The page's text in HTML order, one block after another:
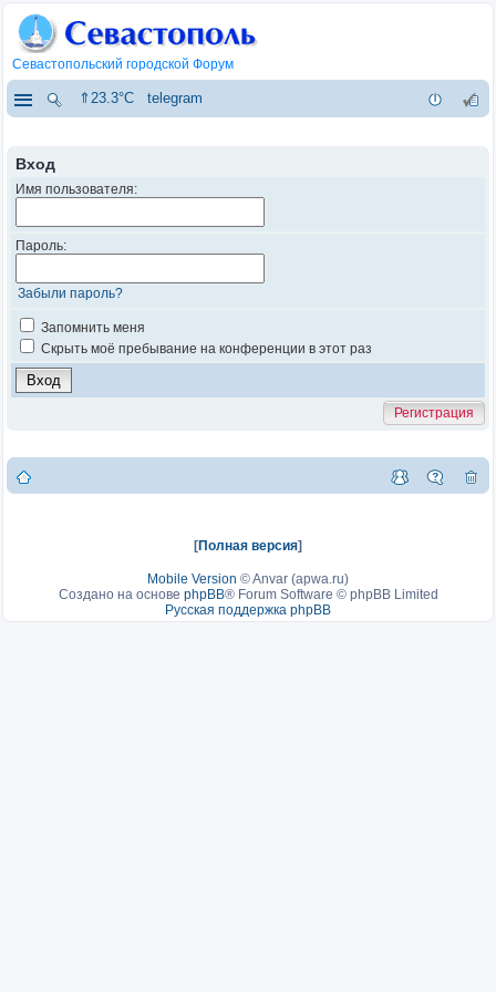
Севастопольский городской Форум
⇑23.3°C telegram
Вход
Имя пользователя:
Пароль:
Забыли пароль?
Запомнить меня
Скрыть моё пребывание на конференции в этот раз
Регистрация
[Полная версия]
Mobile Version ©Anvar (apwa.ru)
Создано на основе phpBB® Forum Software © phpBB Limited
Русская поддержка phpBB